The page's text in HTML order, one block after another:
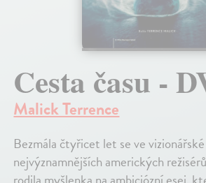
Cesta času -
Malick Terrence
Bezmála čtyřicet let se ve
nejvýznamnějších amerických